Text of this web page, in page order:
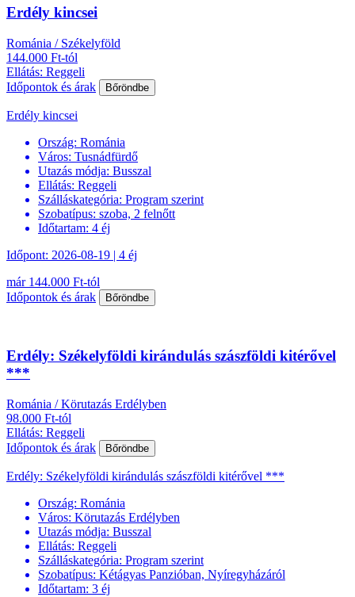
Erdély kincsei
Románia / Székelyföld
144.000 Ft-tól
Ellátás: Reggeli
Időpontok és árak
Bőröndbe
Erdély kincsei
Ország: Románia
Város: Tusnádfürdő
Utazás módja: Busszal
Ellátás: Reggeli
Szálláskategória: Program szerint
Szobatípus: szoba, 2 felnőtt
Időtartam: 4 éj
Időpont: 2026-08-19 | 4 éj
már 144.000 Ft-tól
Időpontok és árak
Bőröndbe
Erdély: Székelyföldi kirándulás szászföldi kitérővel
***
Románia / Körutazás Erdélyben
98.000 Ft-tól
Ellátás: Reggeli
Időpontok és árak
Bőröndbe
Erdély: Székelyföldi kirándulás szászföldi kitérővel ***
Ország: Románia
Város: Körutazás Erdélyben
Utazás módja: Busszal
Ellátás: Reggeli
Szálláskategória: Program szerint
Szobatípus: Kétágyas Panzióban, Nyíregyházáról
Időtartam: 3 éj